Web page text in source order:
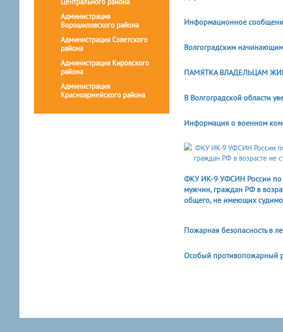
Центрального района
Администрация
Ворошиловского района
Администрация Советского
района
Администрация Кировского
района
Администрация
Красноармейского района
Информационное
Волгоградским
ПАМЯТКА ВЛАДЕЛЬЦАМ
В Волгоградской области
Информация о военном
ФКУ ИК-9 УФСИН России по
мужчин, граждан РФ в
общего, не имеющих
Пожарная безопасность в
Особый противопожарный